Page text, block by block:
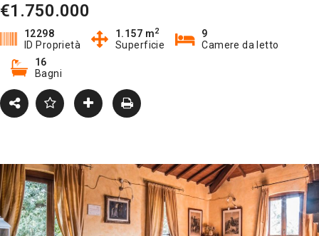
€1.750.000
12298
ID Proprietà
1.157 m2
Superficie
9
Camere da letto
16
Bagni